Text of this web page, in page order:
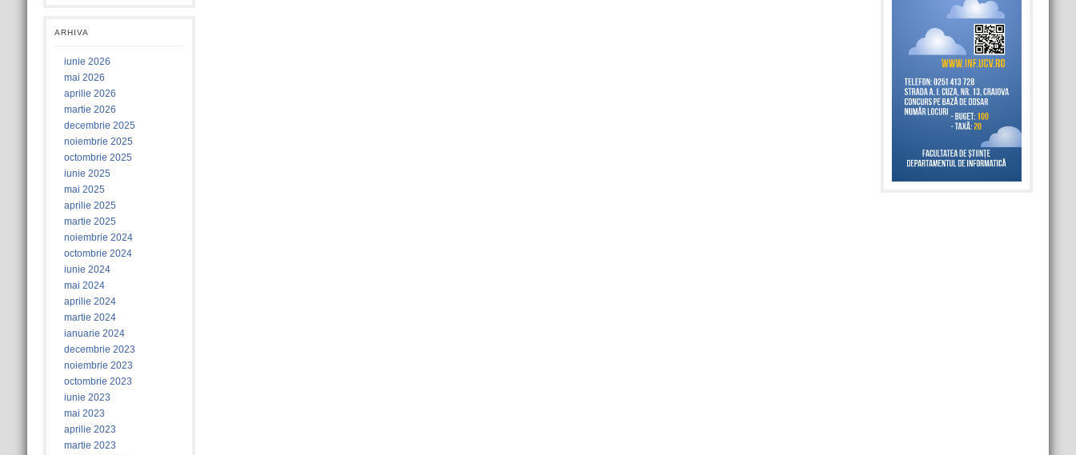
ARHIVA
iunie 2026
mai 2026
aprilie 2026
martie 2026
decembrie 2025
noiembrie 2025
octombrie 2025
iunie 2025
mai 2025
aprilie 2025
martie 2025
noiembrie 2024
octombrie 2024
iunie 2024
mai 2024
aprilie 2024
martie 2024
ianuarie 2024
decembrie 2023
noiembrie 2023
octombrie 2023
iunie 2023
mai 2023
aprilie 2023
martie 2023